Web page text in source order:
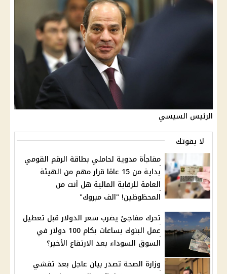
الرئيس السيسي
لا يفوتك
مفاجأة مدوية لحاملي بطاقة الرقم القومي
بداية من 15 عامًا قرار مهم من الهيئة
العامة للرقابة المالية هل أنت من
المحظوظين! "الف مبروك"
تحرك مفاجئ يضرب سعر الدولار قبل تعطيل
عمل البنوك بساعات بكام 100 دولار في
السوق السوداء بعد الارتفاع الأخير؟
وزارة الصحة تصدر بيان عاجل بعد تفشي